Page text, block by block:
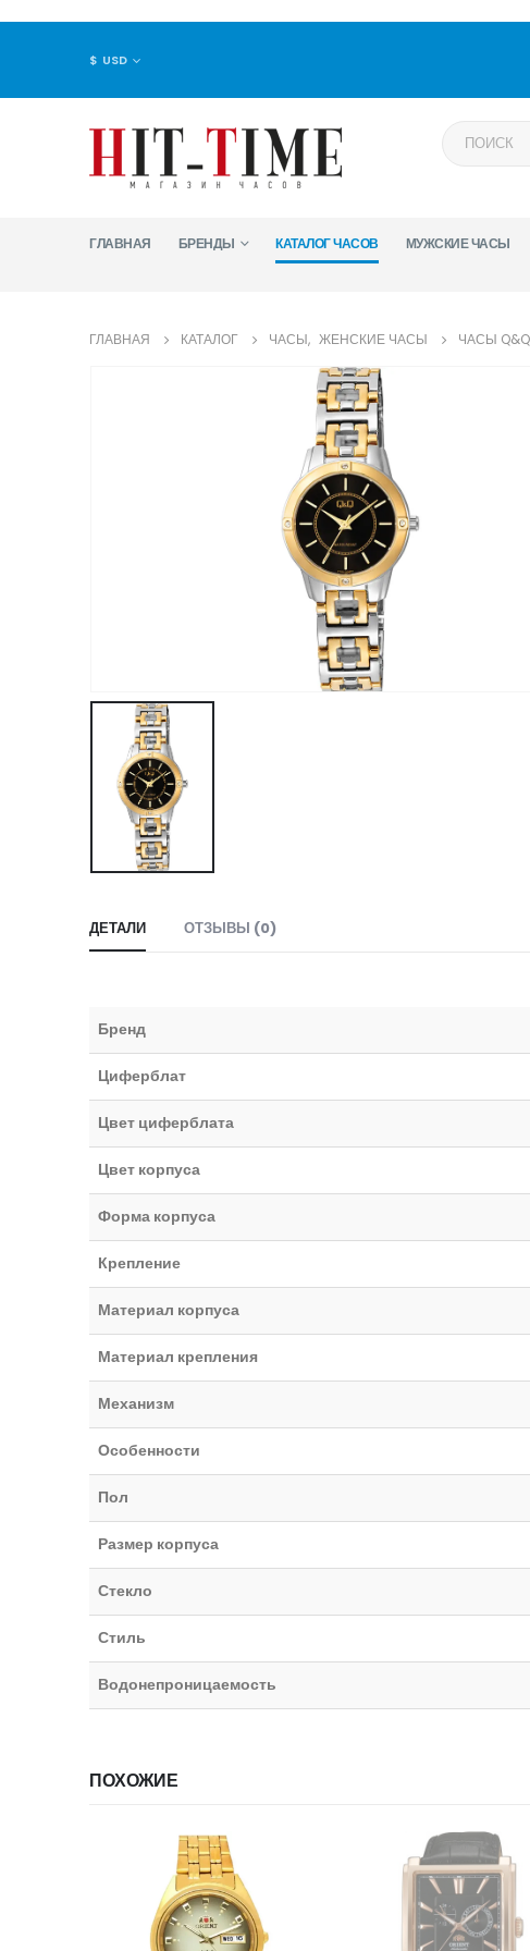
$ USD
ГЛАВНАЯ БРЕНДЫ КАТАЛОГ ЧАСОВ МУЖСКИЕ ЧАСЫ
ГЛАВНАЯ КАТАЛОГ ЧАСЫ, ЖЕНСКИЕ ЧАСЫ ЧАСЫ Q&Q
ДЕТАЛИ ОТЗЫВЫ (0)
Бренд
Циферблат
Цвет циферблата
Цвет корпуса
Форма корпуса
Крепление
Материал корпуса
Материал крепления
Механизм
Особенности
Пол
Размер корпуса
Стекло
Стиль
Водонепроницаемость
ПОХОЖИЕ
НЕТ В НАЛИЧИИ